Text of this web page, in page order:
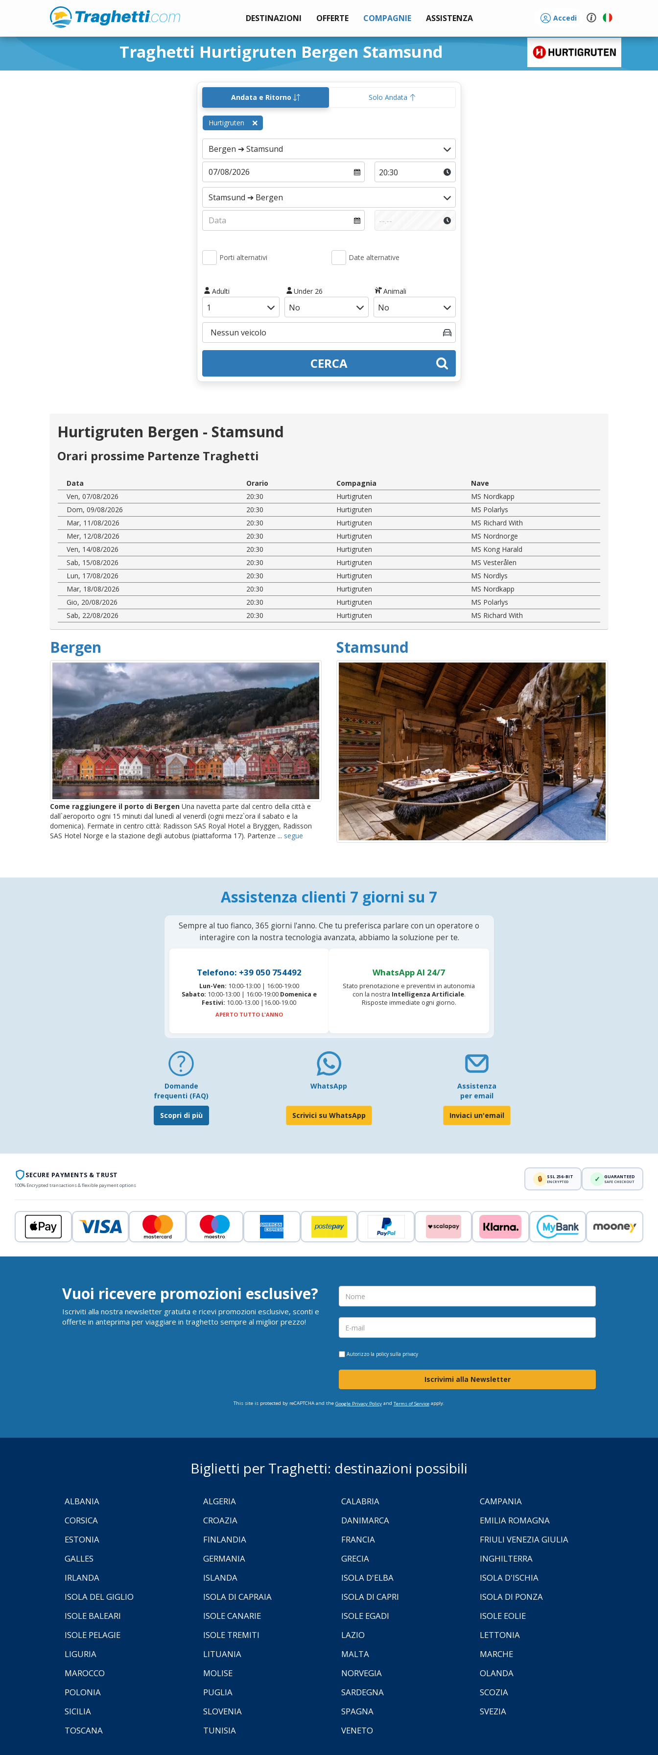
DESTINAZIONI OFFERTE COMPAGNIE ASSISTENZA Accedi
Traghetti Hurtigruten Bergen Stamsund
Andata e Ritorno Solo Andata
Hurtigruten
Porti alternativi Date alternative
Adulti Under 26 Animali
CERCA
Hurtigruten Bergen - Stamsund
Orari prossime Partenze Traghetti
Data Orario Compagnia
Nave
Ven, 07/08/2026
20:30 Hurtigruten
MS Nordkapp
Dom, 09/08/2026
20:30 Hurtigruten
MS Polarlys
Mar, 11/08/2026
20:30 Hurtigruten
MS Richard With
Mer, 12/08/2026
20:30 Hurtigruten
MS Nordnorge
Ven, 14/08/2026
20:30 Hurtigruten
MS Kong Harald
Sab, 15/08/2026
20:30 Hurtigruten
MS Vesterålen
Lun, 17/08/2026
20:30 Hurtigruten
MS Nordlys
Mar, 18/08/2026
20:30 Hurtigruten
MS Nordkapp
Gio, 20/08/2026
20:30 Hurtigruten
MS Polarlys
Sab, 22/08/2026
20:30 Hurtigruten MS Richard With
Bergen
Come raggiungere il porto di Bergen Una navetta parte dal centro della città e
dall`aeroporto ogni 15 minuti dal lunedì al venerdì (ogni mezz`ora il sabato e la
domenica). Fermate in centro città: Radisson SAS Royal Hotel a Bryggen, Radisson
SAS Hotel Norge e la stazione degli autobus (piattaforma 17). Partenze ... segue
Stamsund
Assistenza clienti 7 giorni su 7
Sempre al tuo fianco, 365 giorni l'anno. Che tu preferisca parlare con un operatore o
interagire con la nostra tecnologia avanzata, abbiamo la soluzione per te.
Telefono: +39 050 754492
Lun-Ven: 10:00-13:00 | 16:00-19:00
Sabato: 10:00-13:00 | 16:00-19:00 Domenica e
Festivi: 10.00-13.00 |16.00-19.00
APERTO TUTTO L'ANNO
WhatsApp AI 24/7
Stato prenotazione e preventivi in autonomia
con la nostra Intelligenza Artificiale.
Risposte immediate ogni giorno.
Domande
frequenti (FAQ)
Scopri di più
WhatsApp
Scrivici su WhatsApp
Assistenza
per email
Inviaci un'email
SECURE PAYMENTS & TRUST
100% Encrypted transactions & flexible payment options
🔒 SSL 256-BIT
ENCRYPTED ✓ GUARANTEED
SAFE CHECKOUT
Vuoi ricevere promozioni esclusive?
Iscriviti alla nostra newsletter gratuita e ricevi promozioni esclusive, sconti e
offerte in anteprima per viaggiare in traghetto sempre al miglior prezzo!
Autorizzo la policy sulla privacy
Iscrivimi alla Newsletter
This site is protected by reCAPTCHA and the Google Privacy Policyand Terms of Serviceapply.
Biglietti per Traghetti: destinazioni possibili
ALBANIA ALGERIA CALABRIA
CAMPANIA
CORSICA
CROAZIA DANIMARCA
EMILIA ROMAGNA
ESTONIA
FINLANDIA FRANCIA
FRIULI VENEZIA GIULIA
GALLES
GERMANIA GRECIA
INGHILTERRA
IRLANDA
ISLANDA ISOLA D'ELBA
ISOLA D'ISCHIA
ISOLA DEL GIGLIO
ISOLA DI CAPRAIA ISOLA DI CAPRI
ISOLA DI PONZA
ISOLE BALEARI
ISOLE CANARIE ISOLE EGADI
ISOLE EOLIE
ISOLE PELAGIE
ISOLE TREMITI LAZIO
LETTONIA
LIGURIA
LITUANIA MALTA
MARCHE
MAROCCO
MOLISE NORVEGIA
OLANDA
POLONIA
PUGLIA SARDEGNA
SCOZIA
SICILIA
SLOVENIA SPAGNA
SVEZIA
TOSCANA
TUNISIA VENETO